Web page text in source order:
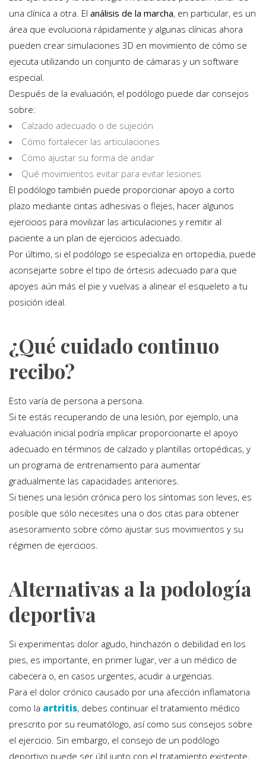
una clínica a otra. El análisis de la marcha, en particular, es un
área que evoluciona rápidamente y algunas clínicas ahora
pueden crear simulaciones 3D en movimiento de cómo se
ejecuta utilizando un conjunto de cámaras y un software
especial.
Después de la evaluación, el podólogo puede dar consejos
sobre:
Calzado adecuado o de sujeción
Cómo fortalecer las articulaciones
Cómo ajustar su forma de andar
Qué movimientos evitar para evitar lesiones
El podólogo también puede proporcionar apoyo a corto
plazo mediante cintas adhesivas o flejes, hacer algunos
ejercicios para movilizar las articulaciones y remitir al
paciente a un plan de ejercicios adecuado.
Por último, si el podólogo se especializa en ortopedia, puede
aconsejarte sobre el tipo de órtesis adecuado para que
apoyes aún más el pie y vuelvas a alinear el esqueleto a tu
posición ideal.
¿Qué cuidado continuo
recibo?
Esto varía de persona a persona.
Si te estás recuperando de una lesión, por ejemplo, una
evaluación inicial podría implicar proporcionarte el apoyo
adecuado en términos de calzado y plantillas ortopédicas, y
un programa de entrenamiento para aumentar
gradualmente las capacidades anteriores.
Si tienes una lesión crónica pero los síntomas son leves, es
posible que sólo necesites una o dos citas para obtener
asesoramiento sobre cómo ajustar sus movimientos y su
régimen de ejercicios.
Alternativas a la podología
deportiva
Si experimentas dolor agudo, hinchazón o debilidad en los
pies, es importante, en primer lugar, ver a un médico de
cabecera o, en casos urgentes, acudir a urgencias.
Para el dolor crónico causado por una afección inflamatoria
como la artritis, debes continuar el tratamiento médico
prescrito por su reumatólogo, así como sus consejos sobre
el ejercicio. Sin embargo, el consejo de un podólogo
deportivo puede ser útil junto con el tratamiento existente,